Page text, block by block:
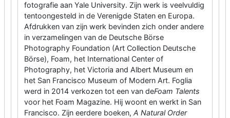
fotografie aan Yale University. Zijn werk is veelvuldig
tentoongesteld in de Verenigde Staten en Europa.
Afdrukken van zijn werk bevinden zich onder andere
in verzamelingen van de Deutsche Börse
Photography Foundation (Art Collection Deutsche
Börse), Foam, het International Center of
Photography, het Victoria and Albert Museum en
het San Francisco Museum of Modern Art. Foglia
werd in 2014 verkozen tot een van deFoam Talents
voor het Foam Magazine. Hij woont en werkt in San
Francisco. Zijn eerdere boeken, A Natural Order